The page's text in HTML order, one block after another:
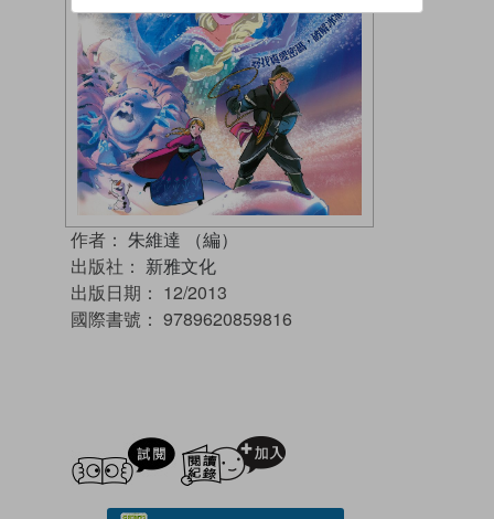
作者： 朱維達 （編）
出版社： 新雅文化
出版日期： 12/2013
國際書號： 9789620859816
試閲